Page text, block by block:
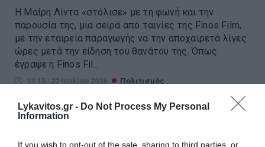
Lykavitos.gr - Do Not Process My Personal
Information
If you wish to opt-out of the sale, sharing to third parties, or
Η Μαίρη Λίντα «στόλισε» με τη φωνή και την
παρουσία της, μια σειρά από ταινίες της Finos Film,
με την εταιρεία παραγωγής να την αποχαιρετά λίγες
ώρες μετά την είδηση του θανάτου της. Όπως
έγραψε η Finos Fil...
13:15 | 22 Ιουλίου 2026 Πολιτισμός